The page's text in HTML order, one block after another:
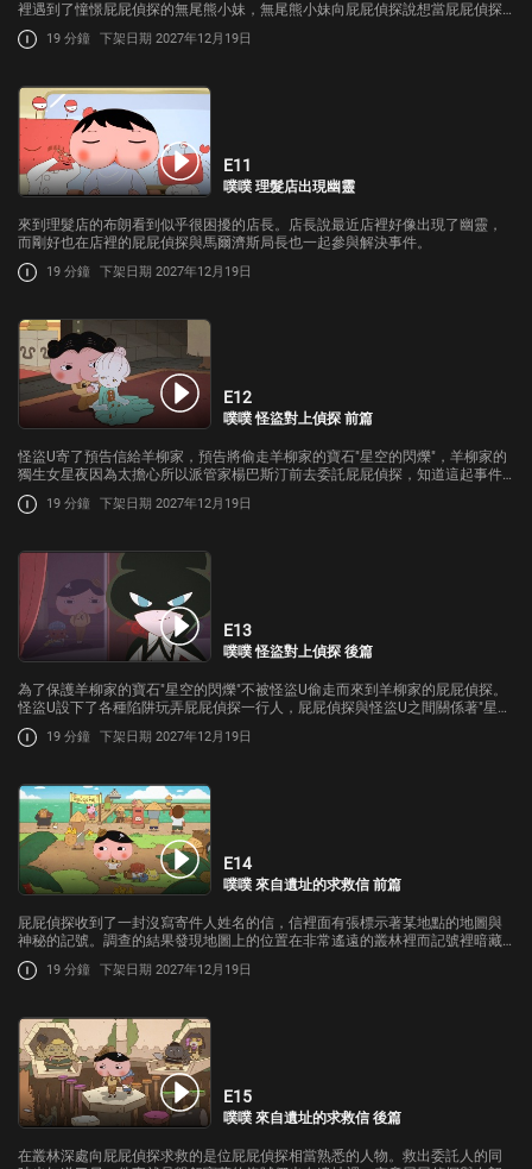
裡遇到了憧憬屁屁偵探的無尾熊小妹，無尾熊小妹向屁屁偵探說想當屁屁偵探
的助手；而布朗怕被搶走助手位置感到非常焦慮。而就在那時咖啡店的店長卻
失蹤了，布朗跟無尾熊小妹2人…
19 分鐘 下架日期 2027年12月19日
E11
噗噗 理髮店出現幽靈
來到理髮店的布朗看到似乎很困擾的店長。店長說最近店裡好像出現了幽靈，
而剛好也在店裡的屁屁偵探與馬爾濟斯局長也一起參與解決事件。
19 分鐘 下架日期 2027年12月19日
E12
噗噗 怪盜對上偵探 前篇
怪盜U寄了預告信給羊柳家，預告將偷走羊柳家的寶石"星空的閃爍"，羊柳家的
獨生女星夜因為太擔心所以派管家楊巴斯汀前去委託屁屁偵探，知道這起事件
與怪盜U有關的屁屁偵探會接受委託嗎?
19 分鐘 下架日期 2027年12月19日
E13
噗噗 怪盜對上偵探 後篇
為了保護羊柳家的寶石"星空的閃爍"不被怪盜U偷走而來到羊柳家的屁屁偵探。
怪盜U設下了各種陷阱玩弄屁屁偵探一行人，屁屁偵探與怪盜U之間關係著"星空
的閃爍"的對決將會如何呢?
19 分鐘 下架日期 2027年12月19日
E14
噗噗 來自遺址的求救信 前篇
屁屁偵探收到了一封沒寫寄件人姓名的信，信裡面有張標示著某地點的地圖與
神秘的記號。調查的結果發現地圖上的位置在非常遙遠的叢林裡而記號裡暗藏
著訊息，到底寄件人是誰呢?屁屁偵探與布朗將前往叢林調查。
19 分鐘 下架日期 2027年12月19日
E15
噗噗 來自遺址的求救信 後篇
在叢林深處向屁屁偵探求救的是位屁屁偵探相當熟悉的人物。救出委託人的同